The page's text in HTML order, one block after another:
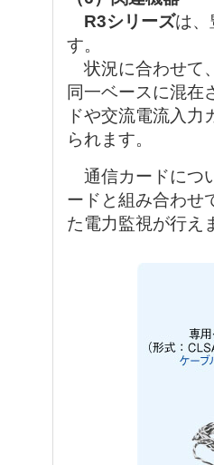
R3シリーズは、
す。
状況に合わせて
同一ベースに混在
ドや交流電流入
られます。
通信カードにつ
ードと組み合わせ
た電力監視が行え